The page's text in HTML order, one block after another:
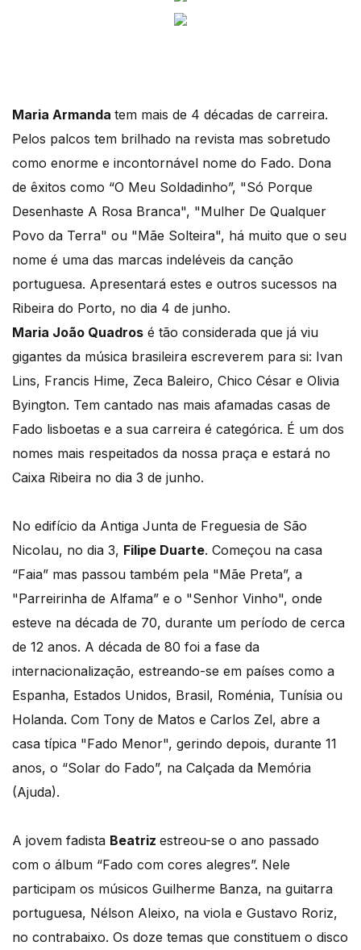
Maria Armanda tem mais de 4 décadas de carreira.
Pelos palcos tem brilhado na revista mas sobretudo
como enorme e incontornável nome do Fado. Dona
de êxitos como “O Meu Soldadinho”, "Só Porque
Desenhaste A Rosa Branca", "Mulher De Qualquer
Povo da Terra" ou "Mãe Solteira", há muito que o seu
nome é uma das marcas indeléveis da canção
portuguesa. Apresentará estes e outros sucessos na
Ribeira do Porto, no dia 4 de junho.
Maria João Quadros é tão considerada que já viu
gigantes da música brasileira escreverem para si: Ivan
Lins, Francis Hime, Zeca Baleiro, Chico César e Olivia
Byington. Tem cantado nas mais afamadas casas de
Fado lisboetas e a sua carreira é categórica. É um dos
nomes mais respeitados da nossa praça e estará no
Caixa Ribeira no dia 3 de junho.
No edifício da Antiga Junta de Freguesia de São
Nicolau, no dia 3, Filipe Duarte. Começou na casa
“Faia” mas passou também pela "Mãe Preta”, a
"Parreirinha de Alfama” e o "Senhor Vinho", onde
esteve na década de 70, durante um período de cerca
de 12 anos. A década de 80 foi a fase da
internacionalização, estreando-se em países como a
Espanha, Estados Unidos, Brasil, Roménia, Tunísia ou
Holanda. Com Tony de Matos e Carlos Zel, abre a
casa típica "Fado Menor", gerindo depois, durante 11
anos, o “Solar do Fado”, na Calçada da Memória
(Ajuda).
A jovem fadista Beatriz estreou-se o ano passado
com o álbum “Fado com cores alegres”. Nele
participam os músicos Guilherme Banza, na guitarra
portuguesa, Nélson Aleixo, na viola e Gustavo Roriz,
no contrabaixo. Os doze temas que constituem o disco